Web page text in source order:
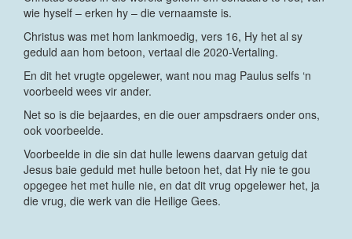
wie hyself – erken hy – die vernaamste is.
Christus was met hom lankmoedig, vers 16, Hy het al sy
geduld aan hom betoon, vertaal die 2020-Vertaling.
En dit het vrugte opgelewer, want nou mag Paulus selfs ‘n
voorbeeld wees vir ander.
Net so is die bejaardes, en die ouer ampsdraers onder ons,
ook voorbeelde.
Voorbeelde in die sin dat hulle lewens daarvan getuig dat
Jesus baie geduld met hulle betoon het, dat Hy nie te gou
opgegee het met hulle nie, en dat dit vrug opgelewer het, ja
die vrug, die werk van die Heilige Gees.